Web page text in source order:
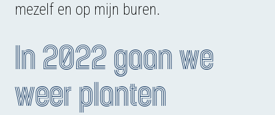
mezelf en op mijn buren.
In 2022 gaan we
weer planten